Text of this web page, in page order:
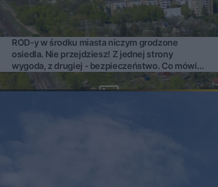
ROD-y w środku miasta niczym grodzone
osiedla. Nie przejdziesz! Z jednej strony
wygoda, z drugiej - bezpieczeństwo. Co mówi
prawo?